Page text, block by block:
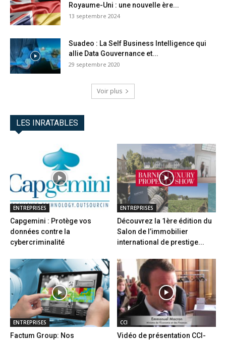
Royaume-Uni : une nouvelle ère...
13 septembre 2024
Suadeo : La Self Business Intelligence qui
allie Data Gouvernance et...
29 septembre 2020
Voir plus
LES INRATABLES
ENTREPRISES
Capgemini : Protège vos
données contre la
cybercriminalité
ENTREPRISES
Découvrez la 1ère édition du
Salon de l’immobilier
international de prestige...
ENTREPRISES
Factum Group: Nos
CCI
Vidéo de présentation CCI-